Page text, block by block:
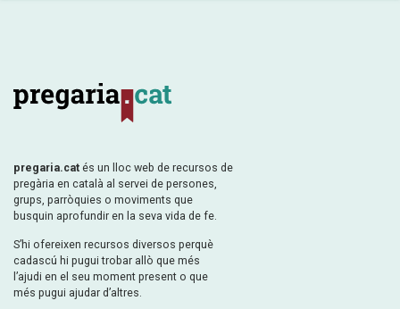
pregaria.cat és un lloc web de recursos de
pregària en català al servei de persones,
grups, parròquies o moviments que
busquin aprofundir en la seva vida de fe.
S’hi ofereixen recursos diversos perquè
cadascú hi pugui trobar allò que més
l’ajudi en el seu moment present o que
més pugui ajudar d’altres.